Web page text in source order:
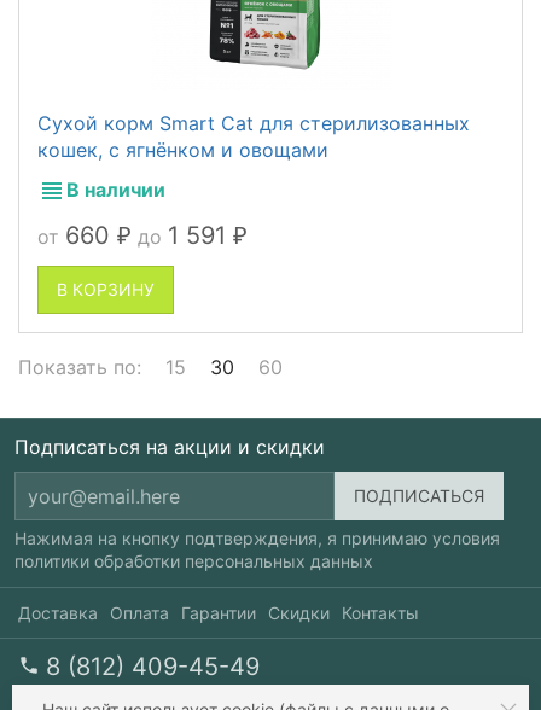
Сухой корм Smart Cat для стерилизованных
кошек, с ягнёнком и овощами
В наличии
от 660 ₽ до 1 591 ₽
В КОРЗИНУ
Показать по: 15 30 60
Подписаться на акции и скидки
Нажимая на кнопку подтверждения, я принимаю условия
политики обработки персональных данных
Доставка Оплата Гарантии Скидки Контакты
8 (812) 409-45-49
перезвоните мне